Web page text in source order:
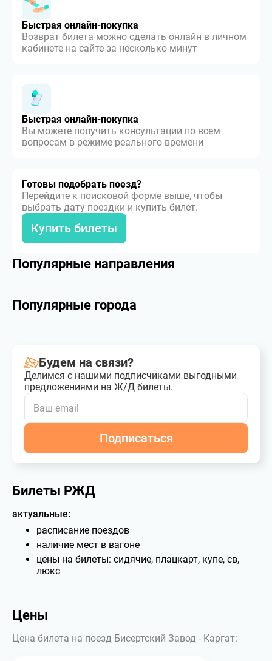
Быстрая онлайн-покупка
Возврат билета можно сделать онлайн в личном
кабинете на сайте за несколько минут
Быстрая онлайн-покупка
Вы можете получить консультации по всем
вопросам в режиме реального времени
Готовы подобрать поезд?
Перейдите к поисковой форме выше, чтобы
выбрать дату поездки и купить билет.
Купить билеты
Популярные направления
Популярные города
Будем на связи?
Делимся с нашими подписчиками выгодными
предложениями на Ж/Д билеты.
Подписаться
Билеты РЖД
актуальные:
расписание поездов
наличие мест в вагоне
цены на билеты: сидячие, плацкарт, купе, св,
люкс
Цены
Цена билета на поезд Бисертский Завод - Каргат: